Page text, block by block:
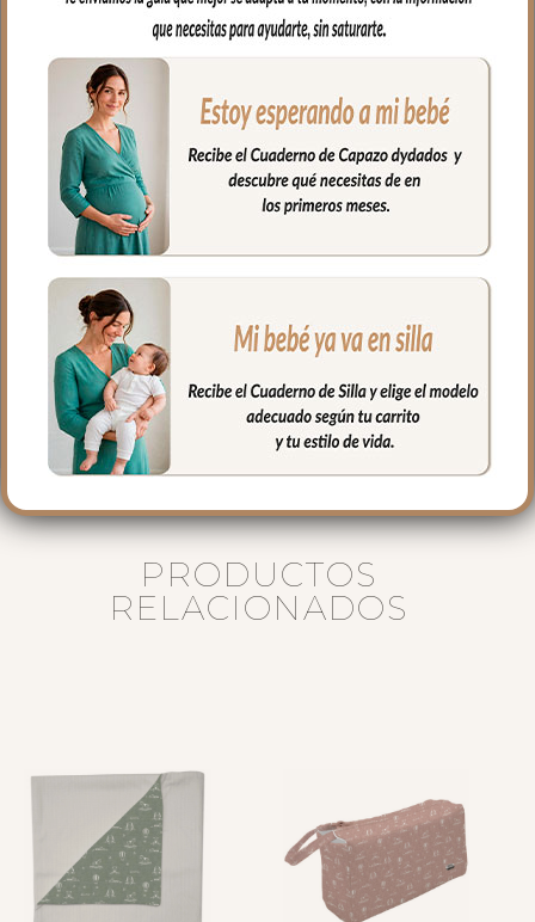
secado al natural.
Cierre con cremallera de doble carro al
tono del estampado.
Puedes llevar todas las cositas de tu bebé
bien organizadas y sujetas en el interior y
además cuenta con un bolsillo interior
con cremallera.
Ideal para llevar de la mano con sus asas
cortas o llevar al hombro con el asa largo.
Medidas Maleta:
56 cms Ancho
40 cms Ancho
16 cms de lomo
PRODUCTOS
RELACIONADOS